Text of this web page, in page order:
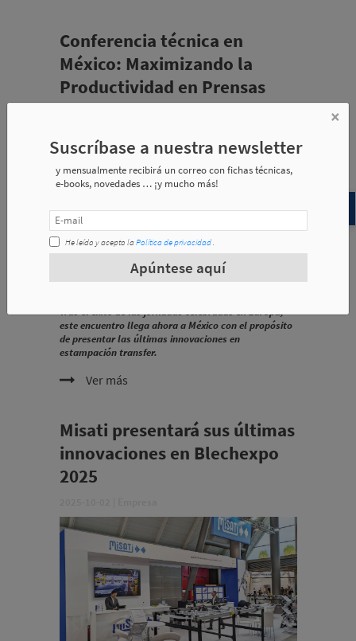
Conferencia técnica en
México: Maximizando la
Productividad en Prensas
Transfer
Tras el éxito de las jornadas celebradas en Europa,
este encuentro llega ahora a México con el propósito
de presentar las últimas innovaciones en
estampación transfer.
Ver más
Misati presentará sus últimas
innovaciones en Blechexpo
2025
×
Suscríbase a nuestra newsletter
y mensualmente recibirá un correo con fichas técnicas,
e-books, novedades … ¡y mucho más!
He leído y acepto laPolítica de privacidad.
Apúntese aquí